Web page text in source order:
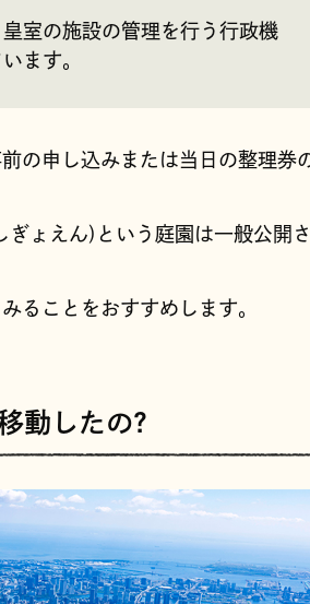
室の施設の管理を行う行政機
ます。
の申し込みまたは当日の整理券
ぎょえん)という庭園は一般公開
ることをおすすめします。
動したの?